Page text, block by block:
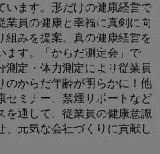
います。形だけの健康経営で
業員の健康と幸福に真剣に向
組みを提案。真の健康経営を
ます。「からだ測定会」で
測定・体力測定により従業員
のからだ年齢が明らかに！他
セミナー、禁煙サポートなど
を通して、従業員の健康意識
、元気な会社づくりに貢献し